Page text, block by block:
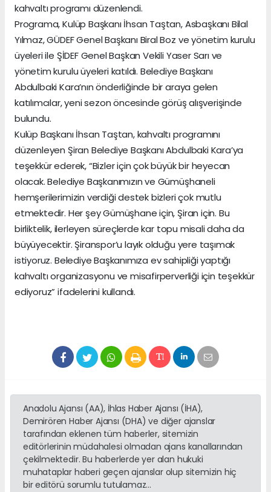
kahvaltı programı düzenlendi.
Programa, Kulüp Başkanı İhsan Taştan, Asbaşkanı Bilal
Yılmaz, GÜDEF Genel Başkanı Biral Boz ve yönetim kurulu
üyeleri ile ŞİDEF Genel Başkan Vekili Yaser Sarı ve
yönetim kurulu üyeleri katıldı. Belediye Başkanı
Abdulbaki Kara’nın önderliğinde bir araya gelen
katılımcılar, yeni sezon öncesinde görüş alışverişinde
bulundu.
Kulüp Başkanı İhsan Taştan, kahvaltı programını
düzenleyen Şiran Belediye Başkanı Abdulbaki Kara’ya
teşekkür ederek, “Bizler için çok büyük bir heyecan
olacak. Belediye Başkanımızın ve Gümüşhaneli
hemşerilerimizin verdiği destek bizleri çok mutlu
etmektedir. Her şey Gümüşhane için, Şiran için. Bu
birliktelik, ilerleyen süreçlerde kar topu misali daha da
büyüyecektir. Şiranspor’u layık olduğu yere taşımak
istiyoruz. Belediye Başkanımıza ev sahipliği yaptığı
kahvaltı organizasyonu ve misafirperverliği için teşekkür
ediyoruz” ifadelerini kullandı.
Anadolu Ajansı (AA), İhlas Haber Ajansı (İHA),
Demirören Haber Ajansı (DHA) ve diğer ajanslar
tarafından eklenen tüm haberler, sitemizin
editörlerinin müdahalesi olmadan ajans kanallarından
çekilmektedir. Bu haberlerde yer alan hukuki
muhataplar haberi geçen ajanslar olup sitemizin hiç
bir editörü sorumlu tutulamaz...